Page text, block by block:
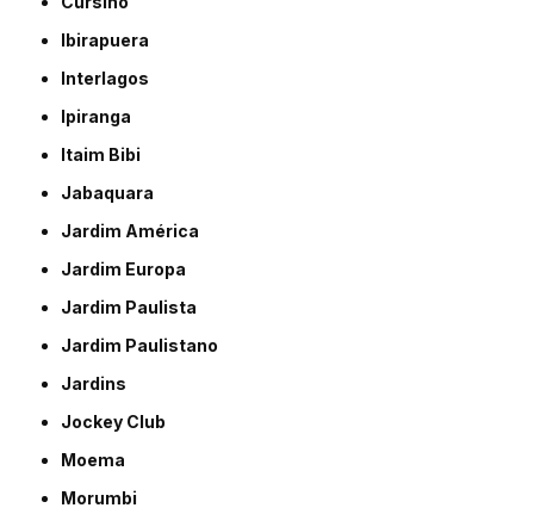
Ibirapuera
Interlagos
Ipiranga
Itaim Bibi
Jabaquara
Jardim América
Jardim Europa
Jardim Paulista
Jardim Paulistano
Jardins
Jockey Club
Moema
Morumbi